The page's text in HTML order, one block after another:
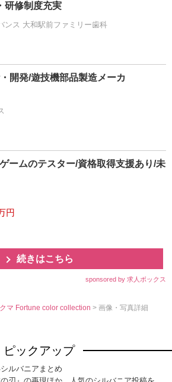
研修制度充実
ンス 大和駅前ファミリー歯科
開発/遊技機部品製造メーカ
ームのテスター/資格取得支援あり/未
円
続きはこちら
sponsored by 求人ボックス
マ Fortune color collection> 画像・写真詳細
ピックアップ
ルバニアまとめ